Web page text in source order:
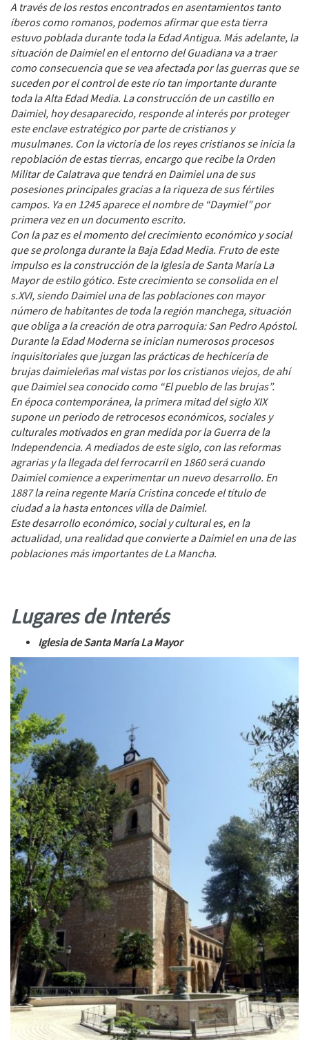
A través de los restos encontrados en asentamientos tanto
íberos como romanos, podemos afirmar que esta tierra
estuvo poblada durante toda la Edad Antigua. Más adelante, la
situación de Daimiel en el entorno del Guadiana va a traer
como consecuencia que se vea afectada por las guerras que se
suceden por el control de este río tan importante durante
toda la Alta Edad Media. La construcción de un castillo en
Daimiel, hoy desaparecido, responde al interés por proteger
este enclave estratégico por parte de cristianos y
musulmanes. Con la victoria de los reyes cristianos se inicia la
repoblación de estas tierras, encargo que recibe la Orden
Militar de Calatrava que tendrá en Daimiel una de sus
posesiones principales gracias a la riqueza de sus fértiles
campos. Ya en 1245 aparece el nombre de “Daymiel” por
primera vez en un documento escrito.
Con la paz es el momento del crecimiento económico y social
que se prolonga durante la Baja Edad Media. Fruto de este
impulso es la construcción de la Iglesia de Santa María La
Mayor de estilo gótico. Este crecimiento se consolida en el
s.XVI, siendo Daimiel una de las poblaciones con mayor
número de habitantes de toda la región manchega, situación
que obliga a la creación de otra parroquia: San Pedro Apóstol.
Durante la Edad Moderna se inician numerosos procesos
inquisitoriales que juzgan las prácticas de hechicería de
brujas daimieleñas mal vistas por los cristianos viejos, de ahí
que Daimiel sea conocido como “El pueblo de las brujas”.
En época contemporánea, la primera mitad del siglo XIX
supone un periodo de retrocesos económicos, sociales y
culturales motivados en gran medida por la Guerra de la
Independencia. A mediados de este siglo, con las reformas
agrarias y la llegada del ferrocarril en 1860 será cuando
Daimiel comience a experimentar un nuevo desarrollo. En
1887 la reina regente María Cristina concede el título de
ciudad a la hasta entonces villa de Daimiel.
Este desarrollo económico, social y cultural es, en la
actualidad, una realidad que convierte a Daimiel en una de las
poblaciones más importantes de La Mancha.
Lugares de Interés
Iglesia de Santa María La Mayor